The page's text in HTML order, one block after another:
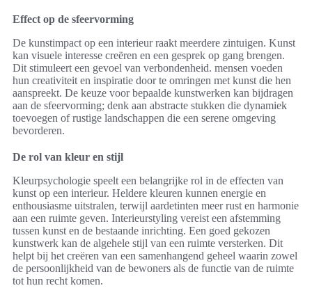
Effect op de sfeervorming
De kunstimpact op een interieur raakt meerdere zintuigen. Kunst
kan visuele interesse creëren en een gesprek op gang brengen.
Dit stimuleert een gevoel van verbondenheid. mensen voeden
hun creativiteit en inspiratie door te omringen met kunst die hen
aanspreekt. De keuze voor bepaalde kunstwerken kan bijdragen
aan de sfeervorming; denk aan abstracte stukken die dynamiek
toevoegen of rustige landschappen die een serene omgeving
bevorderen.
De rol van kleur en stijl
Kleurpsychologie speelt een belangrijke rol in de effecten van
kunst op een interieur. Heldere kleuren kunnen energie en
enthousiasme uitstralen, terwijl aardetinten meer rust en harmonie
aan een ruimte geven. Interieurstyling vereist een afstemming
tussen kunst en de bestaande inrichting. Een goed gekozen
kunstwerk kan de algehele stijl van een ruimte versterken. Dit
helpt bij het creëren van een samenhangend geheel waarin zowel
de persoonlijkheid van de bewoners als de functie van de ruimte
tot hun recht komen.